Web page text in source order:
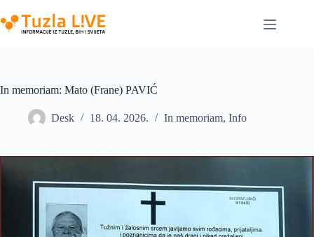
to
content
In memoriam: Mato (Frane) PAVIĆ
Desk 18. 04. 2026. In memoriam, Info